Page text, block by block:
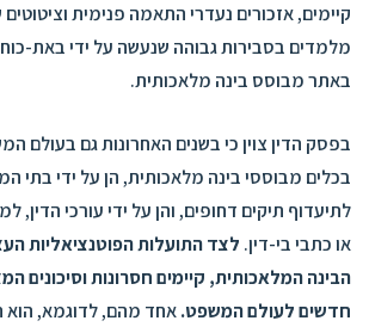
קיימים, אזכורים נעדרי התאמה פנימית וציטוטים
מלמדים בסבירות גבוהה שנעשה על ידי באת-
באתר מבוסס בינה מלאכותית.
בפסק הדין צוין כי בשנים האחרונות גם בעולם
בכלים מבוססי בינה מלאכותית, הן על ידי בתי
לתיעדוף תיקים דחופים, והן על ידי עורכי הדין,
או כתבי בי-דין. לצד התועלות הפוטנציאליות
הבינה המלאכותית, קיימים חסרונות וסיכונים
חדשים לעולם המשפט.אחד מהם, לדוגמא, הוא